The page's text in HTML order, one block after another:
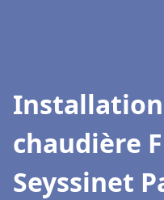
chaudière
Seyssinet